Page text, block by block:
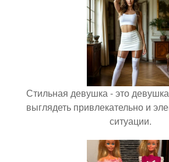
Стильная девушка - это
выглядеть привлекательно и
ситуации.